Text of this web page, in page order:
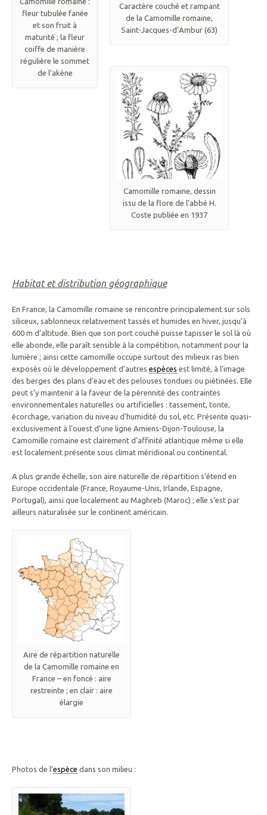
fleur tubulée fanée
et son fruit à
maturité ; la fleur
coiffe de manière
régulière le sommet
de l’akène
Caractère couché et rampant
de la Camomille romaine,
Saint-Jacques-d’Ambur (63)
Camomille romaine, dessin
issu de la flore de l’abbé H.
Coste publiée en 1937
Habitat et distribution géographique
En France, la Camomille romaine se rencontre principalement sur sols
siliceux, sablonneux relativement tassés et humides en hiver, jusqu’à
600 m d’altitude. Bien que son port couché puisse tapisser le sol là où
elle abonde, elle paraît sensible à la compétition, notamment pour la
lumière ; ainsi cette camomille occupe surtout des milieux ras bien
exposés où le développement d’autres espèces est limité, à l’image
des berges des plans d’eau et des pelouses tondues ou piétinées. Elle
peut s’y maintenir à la faveur de la pérennité des contraintes
environnementales naturelles ou artificielles : tassement, tonte,
écorchage, variation du niveau d’humidité du sol, etc. Présente quasi-
exclusivement à l’ouest d’une ligne Amiens-Dijon-Toulouse, la
Camomille romaine est clairement d’affinité atlantique même si elle
est localement présente sous climat méridional ou continental.
A plus grande échelle, son aire naturelle de répartition s’étend en
Europe occidentale (France, Royaume-Unis, Irlande, Espagne,
Portugal), ainsi que localement au Maghreb (Maroc) ; elle s’est par
ailleurs naturalisée sur le continent américain.
Aire de répartition naturelle
de la Camomille romaine en
France – en foncé : aire
restreinte ; en clair : aire
élargie
Photos de l’espèce dans son milieu :